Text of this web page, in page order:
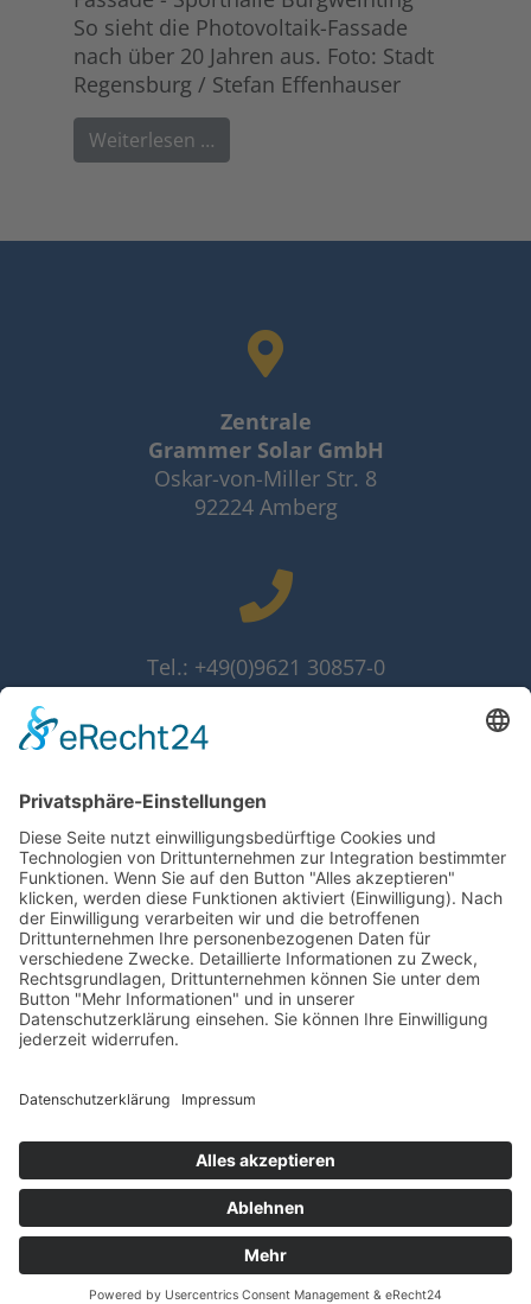
So sieht die Photovoltaik-Fassade
nach über 20 Jahren aus. Foto: Stadt
Regensburg / Stefan Effenhauser
Weiterlesen …
Zentrale
Grammer Solar GmbH
Oskar-von-Miller Str. 8
92224 Amberg
Tel.: +49(0)9621 30857-0
Fax: +49(0)9621 30857-10
info@grammer-solar.de
www.grammer-solar.com
Datenschutzerklärung
AGB
© 2026 Grammer Solar. All Rights Reserved.
Designed bywebfriends